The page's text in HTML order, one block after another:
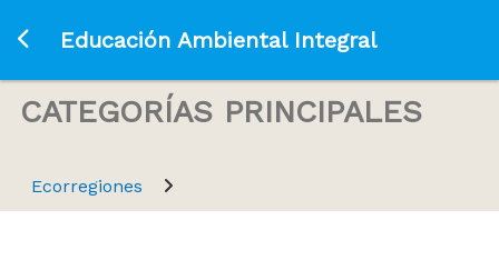
Ir a la página principal
Educación Ambiental Integral
CATEGORÍAS PRINCIPALES
Ecorregiones